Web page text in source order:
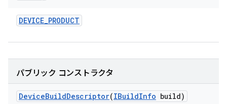
DEVICE_PRODUCT
パブリック コンストラクタ
DeviceBuildDescriptor(IBuildInfo build)